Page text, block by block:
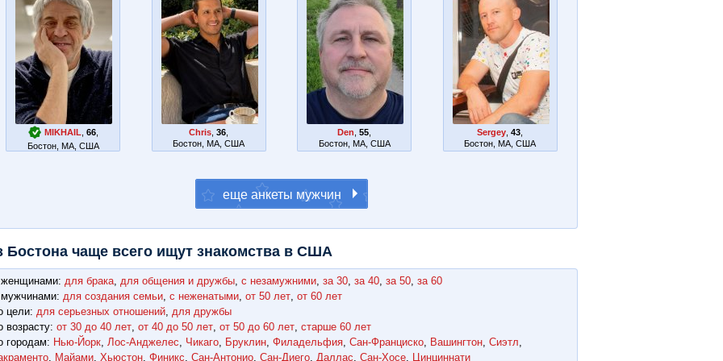
MIKHAIL ,66
Бостон, MA, США
Chris ,36
Бостон, MA, США
Den ,55
Бостон, MA, США
Sergey ,43
Бостон, MA, США
Бостона чаще всего ищут знакомства в США
для брака для общения и дружбы с незамужними за 30 за 40 за 50 за 60
для создания семьи с неженатыми от 50 лет от 60 лет
цели: для серьезных отношений для дружбы
возрасту: от 30 до 40 лет от 40 до 50 лет от 50 до 60 лет старше 60 лет
городам: Нью-Йорк Лос-Анджелес Чикаго Бруклин Филадельфия Сан-Франциско Вашингтон Сиэтл
Майами Хьюстон Финикс Сан-Антонио Сан-Диего Даллас Сан-Хосе Цинциннати